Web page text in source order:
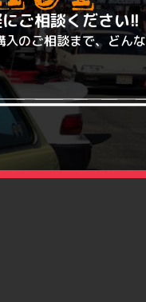
ご相談ください!!
のご相談まで、どん